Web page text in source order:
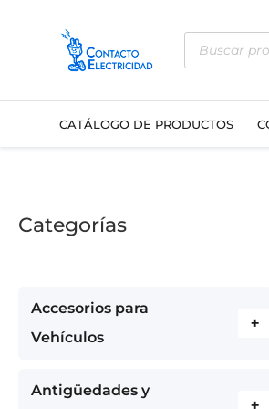
contenido
Búsqueda
de
productos
CATÁLOGO DE PRODUCTOS
Categorías
Accesorios para
Vehículos
+
Antigüedades y
+